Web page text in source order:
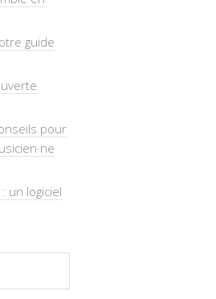
guide
pour
un logiciel